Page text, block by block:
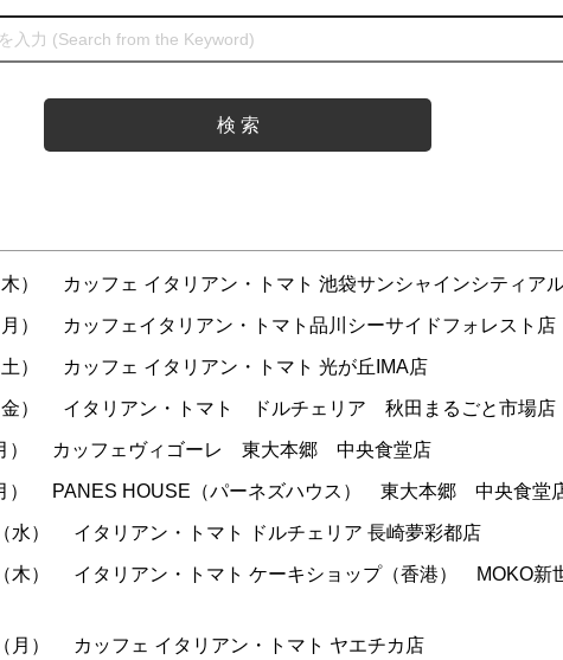
） カッフェ イタリアン・トマト 池袋サンシャインシティア
） カッフェイタリアン・トマト品川シーサイドフォレスト店
） カッフェ イタリアン・トマト 光が丘IMA店
） イタリアン・トマト ドルチェリア 秋田まるごと市場店
カッフェヴィゴーレ 東大本郷 中央食堂店
PANES HOUSE（パーネズハウス） 東大本郷 中央食堂
水） イタリアン・トマト ドルチェリア 長崎夢彩都店
木）
イタリアン・トマト ケーキショップ（香港） MOKO新
月） カッフェ イタリアン・トマト ヤエチカ店